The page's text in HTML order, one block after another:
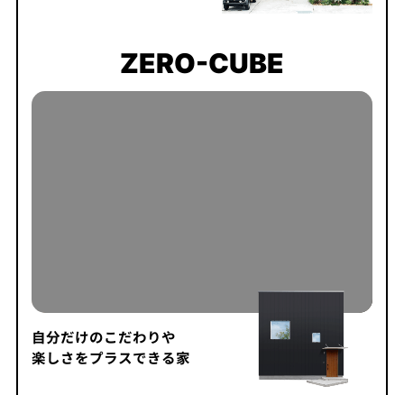
ZERO-CUBE
自分だけのこだわりや
楽しさをプラスできる家